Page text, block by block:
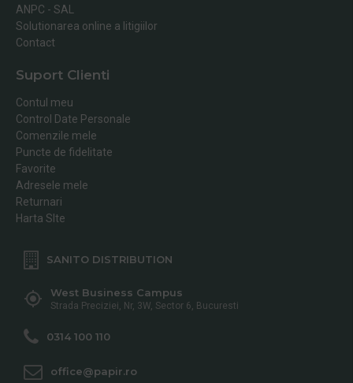
ANPC - SAL
Solutionarea online a litigiilor
Contact
Suport Clienti
Contul meu
Control Date Personale
Comenzile mele
Puncte de fidelitate
Favorite
Adresele mele
Returnari
Harta SIte
SANITO DISTRIBUTION
West Business Campus
Strada Preciziei, Nr, 3W, Sector 6, Bucuresti
0314 100 110
office@papir.ro